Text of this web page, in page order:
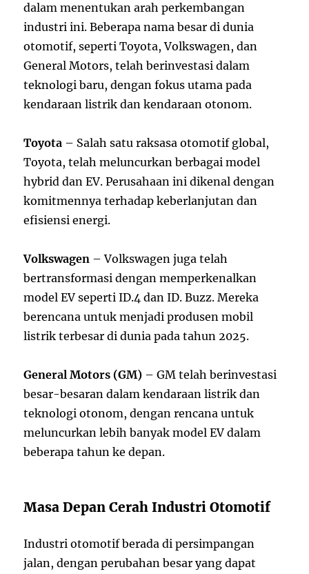
dalam menentukan arah perkembangan
industri ini. Beberapa nama besar di dunia
otomotif, seperti Toyota, Volkswagen, dan
General Motors, telah berinvestasi dalam
teknologi baru, dengan fokus utama pada
kendaraan listrik dan kendaraan otonom.
Toyota – Salah satu raksasa otomotif global,
Toyota, telah meluncurkan berbagai model
hybrid dan EV. Perusahaan ini dikenal dengan
komitmennya terhadap keberlanjutan dan
efisiensi energi.
Volkswagen – Volkswagen juga telah
bertransformasi dengan memperkenalkan
model EV seperti ID.4 dan ID. Buzz. Mereka
berencana untuk menjadi produsen mobil
listrik terbesar di dunia pada tahun 2025.
General Motors (GM) – GM telah berinvestasi
besar-besaran dalam kendaraan listrik dan
teknologi otonom, dengan rencana untuk
meluncurkan lebih banyak model EV dalam
beberapa tahun ke depan.
Masa Depan Cerah Industri Otomotif
Industri otomotif berada di persimpangan
jalan, dengan perubahan besar yang dapat